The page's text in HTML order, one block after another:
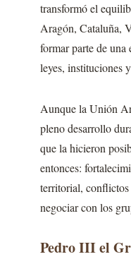
transformó el
Aragón, Cataluña,
formar parte de
leyes, instituciones
Aunque la Unión
pleno desarrollo
que la hicieron
entonces:
territorial, conflictos
negociar con los
Pedro III el